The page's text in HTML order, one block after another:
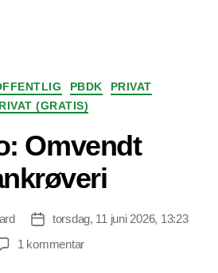
Kategorier
PBDK
PRIVAT
(GRATIS)
Omvendt
Indlægsdato
torsdag, 11 juni 2026, 13:23
1 kommentartil